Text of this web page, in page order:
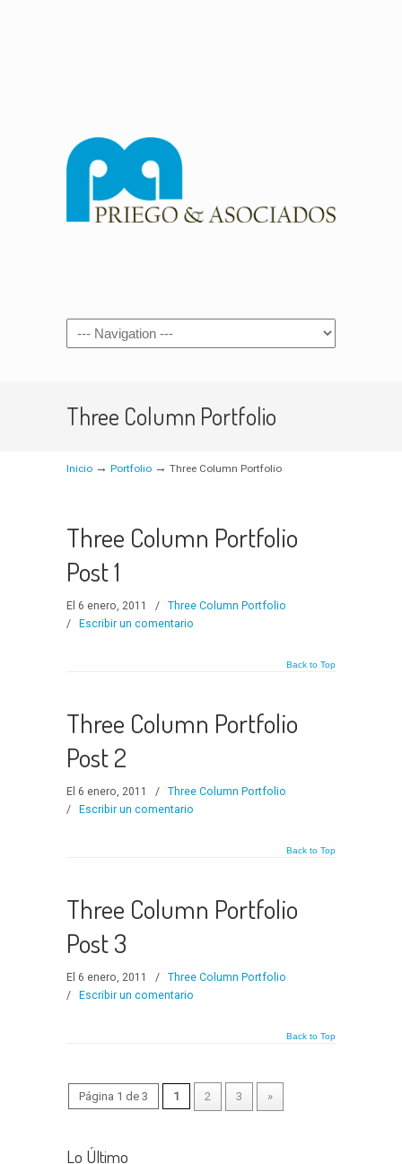
Navigation
Three Column Portfolio
Inicio → Portfolio → Three Column Portfolio
Three Column Portfolio
Post 1
El 6 enero, 2011 /
Three Column Portfolio
/
Escribir un comentario
Back to Top
Three Column Portfolio
Post 2
El 6 enero, 2011 /
Three Column Portfolio
/
Escribir un comentario
Back to Top
Three Column Portfolio
Post 3
El 6 enero, 2011 /
Three Column Portfolio
/
Escribir un comentario
Back to Top
Página 1 de 3 1 2 3 »
Lo Último